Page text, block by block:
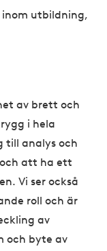
utbildning,
av brett och
i hela
till analys och
att ha ett
Vi ser också
roll och är
av
och byte av